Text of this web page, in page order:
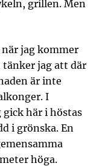
grillen. Men
när jag kommer
tänker jag att där
är inte
I
här i höstas
i grönska. En
höga.